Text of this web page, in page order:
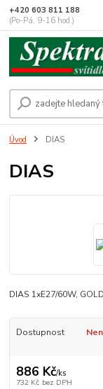
+420 603 811 188
(Po-Pá, 9-16 hod.)
Úvod DIAS
DIAS
DIAS 1xE27/60W,
Dostupnost
886 Kč/ks
732 Kč bez DPH